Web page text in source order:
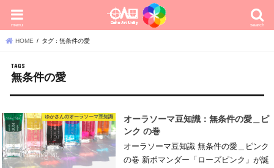
search
menu
HOME タグ : 無条件の愛
無条件の愛
ゆかさんのオーラソーマ豆知識
オーラソーマ豆知識：無条件の愛＿ピ
ンク の巻
オーラソーマ豆知識 無条件の愛＿ピンク
の巻 新ポマンダー「ローズピンク」が誕